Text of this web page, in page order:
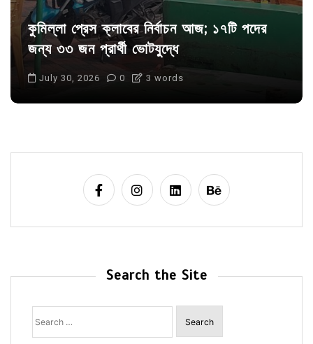
কুমিল্লা প্রেস ক্লাবের নির্বাচন আজ; ১৭টি পদের
জন্য ৩৩ জন প্রার্থী ভোটযুদ্ধে
July 30, 2026 0 3 words
Search the Site
Search
for: